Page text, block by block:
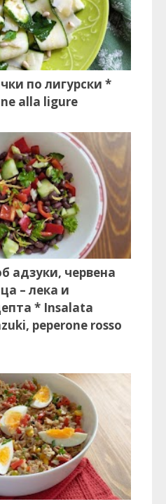
по лигурски *
alla ligure
адзуки, червена
– лека и
* Insalata
peperone rosso